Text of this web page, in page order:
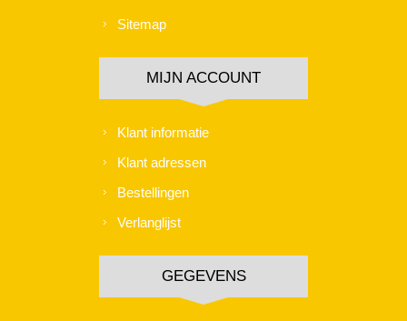
Sitemap
MIJN ACCOUNT
Klant informatie
Klant adressen
Bestellingen
Verlanglijst
GEGEVENS